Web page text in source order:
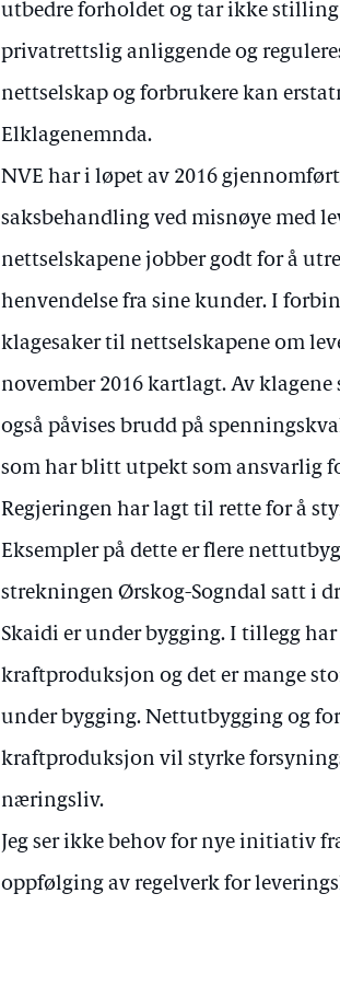
utbedre forholdet og tar ikke
privatrettslig anliggende og
nettselskap og forbrukere kan
Elklagenemnda.
NVE har i løpet av 2016
saksbehandling ved misnøye med
nettselskapene jobber godt for å
henvendelse fra sine kunder. I
klagesaker til nettselskapene om
november 2016 kartlagt. Av
også påvises brudd på
som har blitt utpekt som ansvarlig
Regjeringen har lagt til rette for å
Eksempler på dette er flere
strekningen Ørskog-Sogndal satt i
Skaidi er under bygging. I tillegg
kraftproduksjon og det er mange
under bygging. Nettutbygging og
kraftproduksjon vil styrke
næringsliv.
Jeg ser ikke behov for nye initiativ
oppfølging av regelverk for